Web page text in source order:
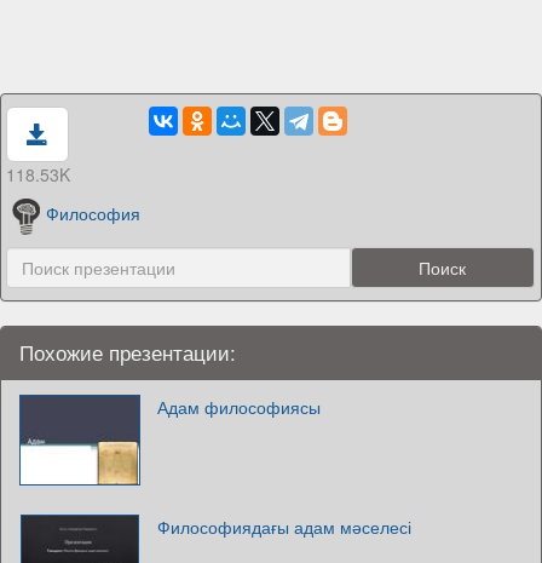
118.53K
Философия
Похожие презентации:
Адам философиясы
Философиядағы адам мәселесі